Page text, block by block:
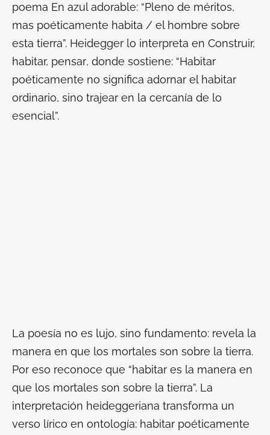
poema En azul adorable: “Pleno de méritos,
mas poéticamente habita / el hombre sobre
esta tierra”. Heidegger lo interpreta en Construir,
habitar, pensar, donde sostiene: “Habitar
poéticamente no significa adornar el habitar
ordinario, sino trajear en la cercanía de lo
esencial”.
La poesía no es lujo, sino fundamento: revela la
manera en que los mortales son sobre la tierra.
Por eso reconoce que “habitar es la manera en
que los mortales son sobre la tierra”. La
interpretación heideggeriana transforma un
verso lírico en ontología: habitar poéticamente